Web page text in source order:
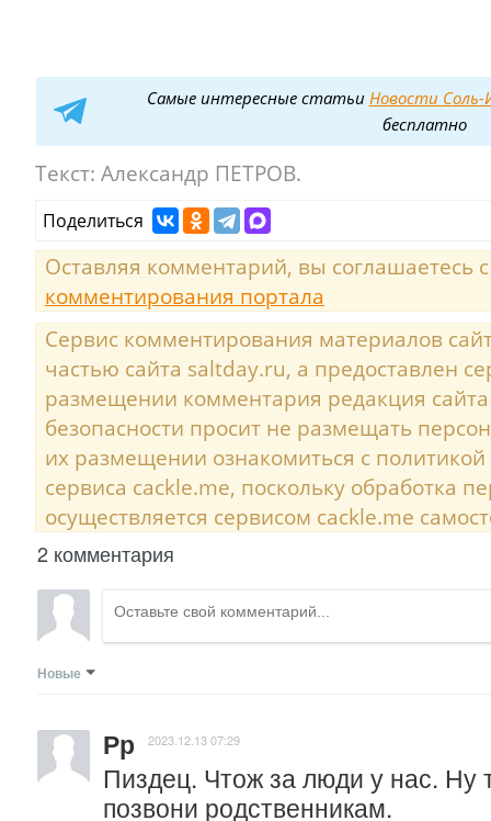
Самые интересные статьи Новости Соль-
бесплатно
Текст: Александр ПЕТРОВ.
Поделиться
Оставляя комментарий, вы соглашаетесь
комментирования портала
Сервис комментирования материалов
частью сайта saltday.ru, а предоставлен
размещении комментария редакция
безопасности просит не размещать
их размещении ознакомиться с
сервиса cackle.me, поскольку обработка
осуществляется сервисом cackle.me
2 комментария
Новые
Рр 2023.12.13 07:29
Пиздец. Чтож за люди у нас. Ну
позвони родственникам.